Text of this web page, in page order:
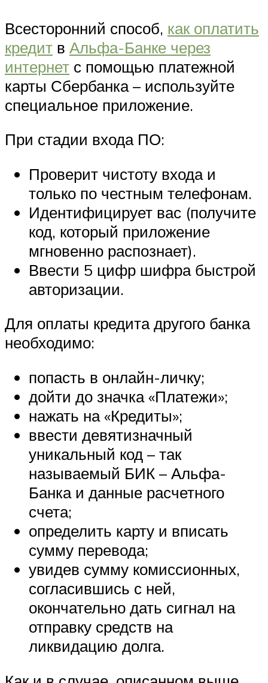
Всесторонний способ, как оплатить
кредит в Альфа-Банке через
интернет с помощью платежной
карты Сбербанка – используйте
специальное приложение.
При стадии входа ПО:
Проверит чистоту входа и
только по честным телефонам.
Идентифицирует вас (получите
код, который приложение
мгновенно распознает).
Ввести 5 цифр шифра быстрой
авторизации.
Для оплаты кредита другого банка
необходимо:
попасть в онлайн-личку;
дойти до значка «Платежи»;
нажать на «Кредиты»;
ввести девятизначный
уникальный код – так
называемый БИК – Альфа-
Банка и данные расчетного
счета;
определить карту и вписать
сумму перевода;
увидев сумму комиссионных,
согласившись с ней,
окончательно дать сигнал на
отправку средств на
ликвидацию долга.